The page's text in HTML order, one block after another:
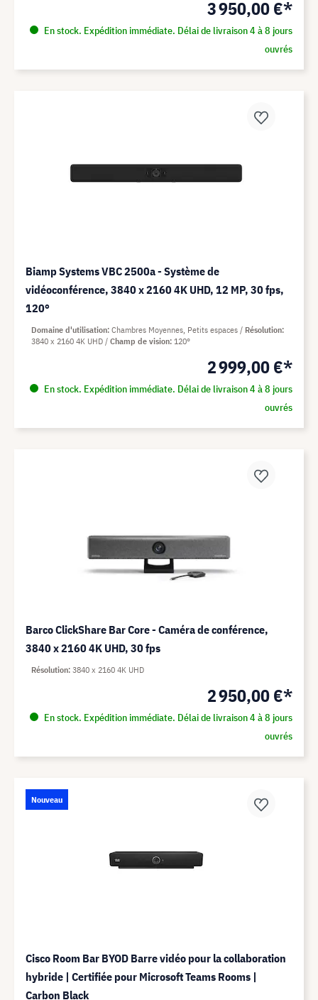
3 950,00 €*
En stock. Expédition immédiate. Délai de livraison 4 à 8 jours
ouvrés
Biamp Systems VBC 2500a - Système de
vidéoconférence, 3840 x 2160 4K UHD, 12 MP, 30 fps,
120°
2 999,00 €*
En stock. Expédition immédiate. Délai de livraison 4 à 8 jours
ouvrés
Domaine d'utilisation Chambres Moyennes, Petits espaces
Résolution
3840 x 2160 4K UHD
Champ de vision 120°
Barco ClickShare Bar Core - Caméra de conférence,
3840 x 2160 4K UHD, 30 fps
2 950,00 €*
En stock. Expédition immédiate. Délai de livraison 4 à 8 jours
ouvrés
Résolution 3840 x 2160 4K UHD
Nouveau
Cisco Room Bar BYOD Barre vidéo pour la collaboration
hybride | Certifiée pour Microsoft Teams Rooms |
Carbon Black